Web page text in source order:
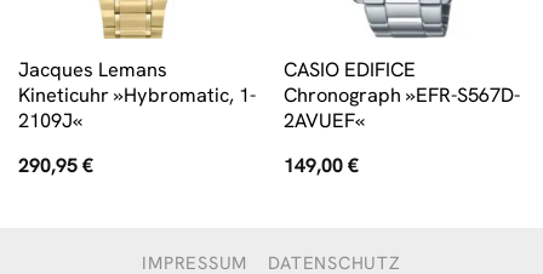
Jacques Lemans
Kineticuhr »Hybromatic, 1-
2109J«
290,95€
CASIO EDIFICE
Chronograph »EFR-S567D-
2AVUEF«
149,00€
IMPRESSUM DATENSCHUTZ